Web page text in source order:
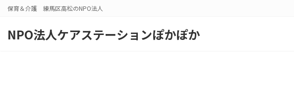
保育＆介護 練馬区高松のNPO法人
NPO法人ケアステーションぽかぽか